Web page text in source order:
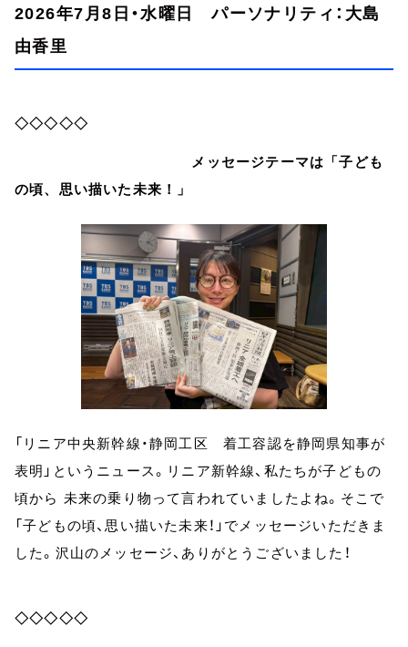
2026年7月8日・水曜日 パーソナリティ：大島
由香里
◇◇◇◇◇
メッセージテーマは「子ども
の頃、思い描いた未来！」
「リニア中央新幹線・静岡工区 着工容認を静岡県知事が
表明」というニュース。リニア新幹線、私たちが子どもの
頃から 未来の乗り物って言われていましたよね。そこで
「子どもの頃、思い描いた未来！」でメッセージいただきま
した。沢山のメッセージ、ありがとうございました！
◇◇◇◇◇